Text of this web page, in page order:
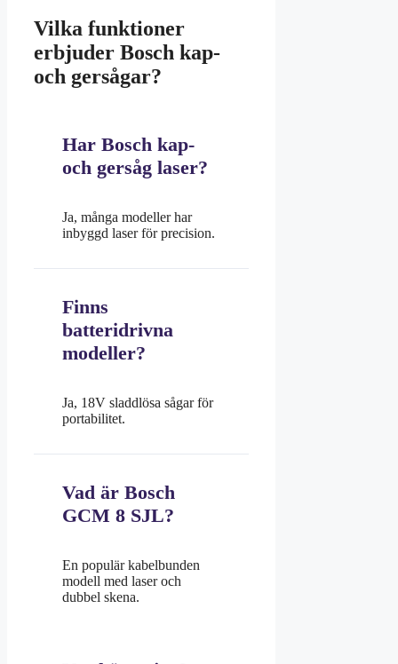
Vilka funktioner
erbjuder Bosch kap-
och gersågar?
Har Bosch kap-
och gersåg laser?
Ja, många modeller har
inbyggd laser för precision.
Finns
batteridrivna
modeller?
Ja, 18V sladdlösa sågar för
portabilitet.
Vad är Bosch
GCM 8 SJL?
En populär kabelbunden
modell med laser och
dubbel skena.